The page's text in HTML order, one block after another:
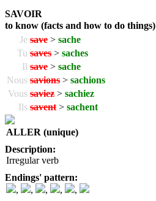
SAVOIR
to know (facts and how to do things)
Je save > sache
Tu saves > saches
Il save > sache
Nous savions > sachions
Vous saviez > sachiez
Ils savent > sachent
ALLER (unique)
Description:
Irregular verb
Endings' pattern:
,
, , ,
,